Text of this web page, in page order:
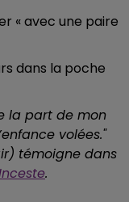
« avec une paire
dans la poche
la part de mon
volées."
témoigne dans
.